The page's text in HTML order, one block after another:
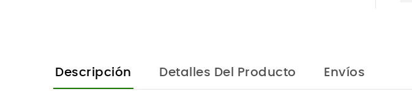
Descripción Detalles Del Producto Envíos